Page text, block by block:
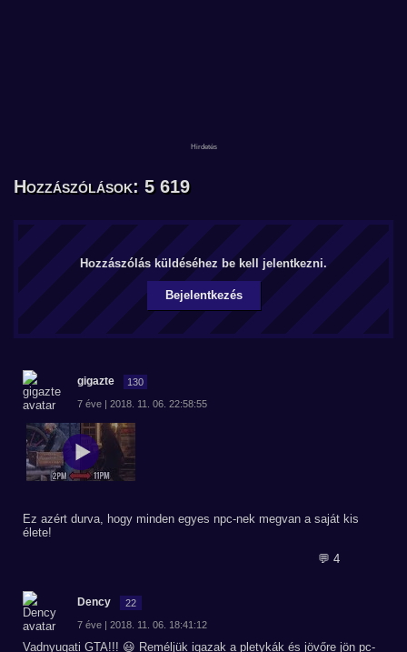
Hozzászólások: 5 619
Hozzászólás küldéséhez be kell jelentkezni.
Bejelentkezés
gigazte 130
7 éve | 2018. 11. 06. 22:58:55
Ez azért durva, hogy minden egyes npc-nek megvan a saját kis
élete!
💬 4
Dency 22
7 éve | 2018. 11. 06. 18:41:12
Vadnyugati GTA!!! 😃 Reméljük igazak a pletykák és jövőre jön pc-